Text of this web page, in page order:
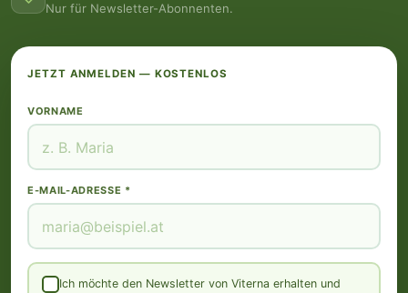
Nur für Newsletter-Abonnenten.
JETZT ANMELDEN — KOSTENLOS
VORNAME
E-MAIL-ADRESSE *
Ich möchte den Newsletter von Viterna erhalten und